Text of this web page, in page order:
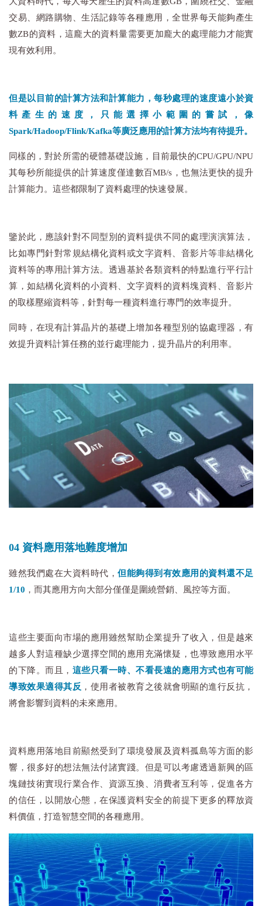
交易、網路購物、生活記錄等各種應用，全世界每天能夠產生
數ZB的資料，這龐大的資料量需要更加龐大的處理能力才能實
現有效利用。
但是以目前的計算方法和計算能力，每秒處理的速度遠小於資
料產生的速度，只能選擇小範圍的嘗試，像
Spark/Hadoop/Flink/Kafka等廣泛應用的計算方法均有待提升。
同樣的，對於所需的硬體基礎設施，目前最快的CPU/GPU/NPU
其每秒所能提供的計算速度僅達數百MB/s，也無法更快的提升
計算能力。這些都限制了資料處理的快速發展。
鑒於此，應該針對不同型別的資料提供不同的處理演演算法，
比如專門針對常規結構化資料或文字資料、音影片等非結構化
資料等的專用計算方法。透過基於各類資料的特點進行平行計
算，如結構化資料的小資料、文字資料的資料塊資料、音影片
的取樣壓縮資料等，針對每一種資料進行專門的效率提升。
同時，在現有計算晶片的基礎上增加各種型別的協處理器，有
效提升資料計算任務的並行處理能力，提升晶片的利用率。
04 資料應用落地難度增加
雖然我們處在大資料時代， 但能夠得到有效應用的資料還不足
1/10 ，而其應用方向大部分僅僅是圍繞營銷、風控等方面。
這些主要面向市場的應用雖然幫助企業提升了收入，但是越來
越多人對這種缺少選擇空間的應用充滿懷疑，也導致應用水平
的下降。而且， 這些只看一時、不看長遠的應用方式也有可能
導致效果適得其反 ，使用者被教育之後就會明顯的進行反抗，
將會影響到資料的未來應用。
資料應用落地目前顯然受到了環境發展及資料孤島等方面的影
響，很多好的想法無法付諸實踐。但是可以考慮透過新興的區
塊鏈技術實現行業合作、資源互換、消費者互利等，促進各方
的信任，以開放心態，在保護資料安全的前提下更多的釋放資
料價值，打造智慧空間的各種應用。